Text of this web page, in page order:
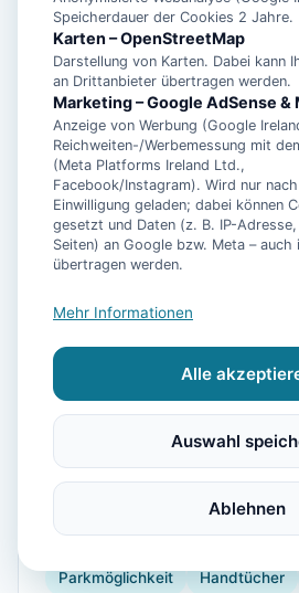
Ausstattung
WLAN
Balkon
Backofen Toaster Stadt-/
Segeln
Gartenmöbel Strand
Parkmöglichkeit Handtücher
Speicherdauer der Cookies 2 Jahre.
Karten – OpenStreetMap
Darstellung von Karten. Dabei kann
an Drittanbieter übertragen werden.
Marketing – Google AdSense &
Anzeige von Werbung (Google
Reichweiten-/Werbemessung mit
(Meta Platforms Ireland Ltd.,
Facebook/Instagram). Wird nur
Einwilligung geladen; dabei können
gesetzt und Daten (z. B. IP-
Seiten) an Google bzw. Meta – auch
übertragen werden.
Mehr Informationen
Alle
Auswahl
Ablehnen